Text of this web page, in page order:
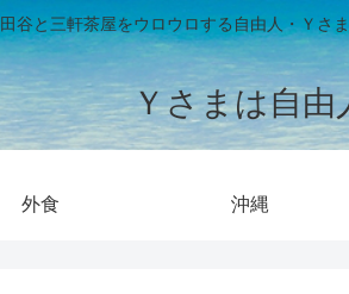
谷と三軒茶屋をウロウロする自由人・Ｙさ
Ｙさまは自由
外食 沖縄